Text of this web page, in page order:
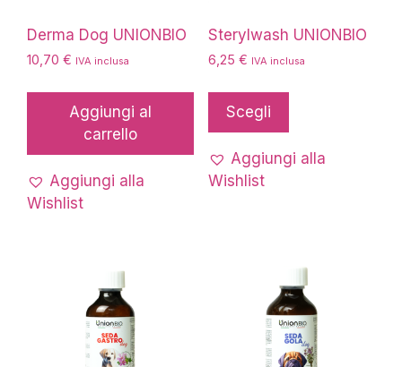
Derma Dog UNIONBIO
10,70 € IVA inclusa
Aggiungi al
carrello
Aggiungi alla
Wishlist
Sterylwash UNIONBIO
6,25 € IVA inclusa
Scegli
ha
più
essere
scelte
nella
pagina
del
Aggiungi alla
Wishlist